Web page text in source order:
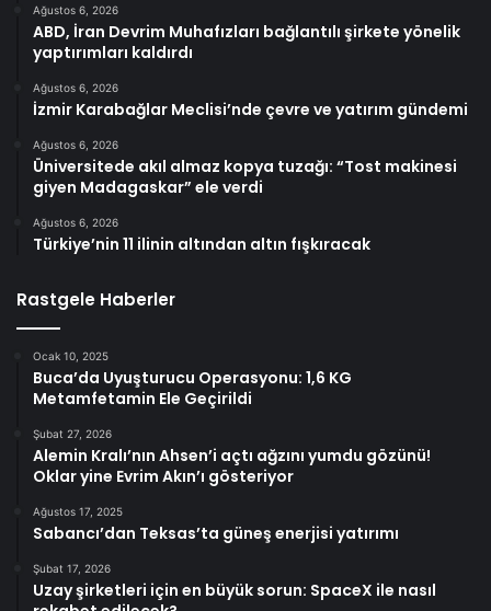
Ağustos 6, 2026
ABD, İran Devrim Muhafızları bağlantılı şirkete yönelik
yaptırımları kaldırdı
Ağustos 6, 2026
İzmir Karabağlar Meclisi’nde çevre ve yatırım gündemi
Ağustos 6, 2026
Üniversitede akıl almaz kopya tuzağı: “Tost makinesi
giyen Madagaskar” ele verdi
Ağustos 6, 2026
Türkiye’nin 11 ilinin altından altın fışkıracak
Rastgele Haberler
Ocak 10, 2025
Buca’da Uyuşturucu Operasyonu: 1,6 KG
Metamfetamin Ele Geçirildi
Şubat 27, 2026
Alemin Kralı’nın Ahsen’i açtı ağzını yumdu gözünü!
Oklar yine Evrim Akın’ı gösteriyor
Ağustos 17, 2025
Sabancı’dan Teksas’ta güneş enerjisi yatırımı
Şubat 17, 2026
Uzay şirketleri için en büyük sorun: SpaceX ile nasıl